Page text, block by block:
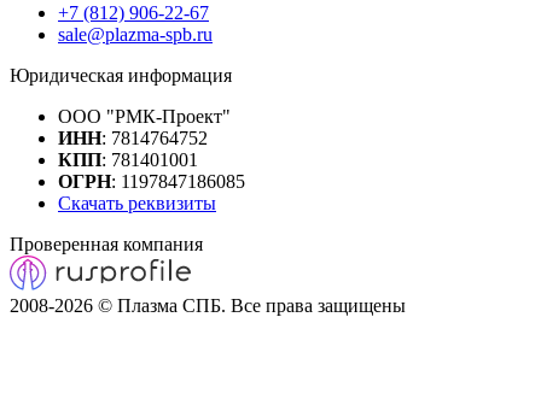
+7 (812) 906-22-67
sale@plazma-spb.ru
Юридическая информация
ООО "РМК-Проект"
ИНН: 7814764752
КПП: 781401001
ОГРН: 1197847186085
Скачать реквизиты
Проверенная компания
2008-2026 © Плазма СПБ. Все права защищены